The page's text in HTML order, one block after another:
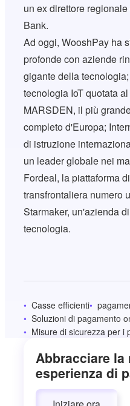
un ex direttore
Bank.
Ad oggi, WooshPay ha
profonde con aziende
gigante della
tecnologia IoT quotata
MARSDEN, il più
completo d'Europa;
di istruzione
un leader globale nei
Fordeal, la piattaforma
transfrontaliera numero
Starmaker, un'azienda
tecnologia.
Casse efficienti
Soluzioni di pagamento
Misure di sicurezza per i
Abbracciare la
esperienza di